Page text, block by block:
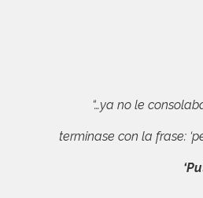
“…ya no le
terminase con la frase: